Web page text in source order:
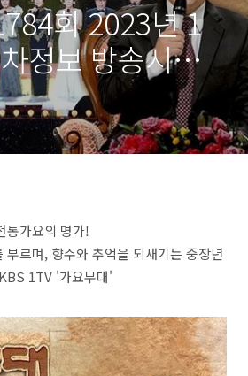
회 2023년 1
정보 방송시간
통가요의 명가!
부르며, 향수와 추억을 되새기는 중장년
1TV '가요무대'